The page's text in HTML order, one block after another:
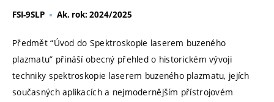
FSI-9SLP Ak. rok: 2024/2025
Předmět “Úvod do Spektroskopie laserem buzeného
plazmatu” přináší obecný přehled o historickém vývoji
techniky spektroskopie laserem buzeného plazmatu, jejích
současných aplikacích a nejmodernějším přístrojovém